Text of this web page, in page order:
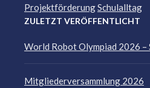
ProjektförderungSchulalltag
ZULETZT VERÖFFENTLICHT
World Robot Olympiad 2026 –
Mitgliederversammlung 2026